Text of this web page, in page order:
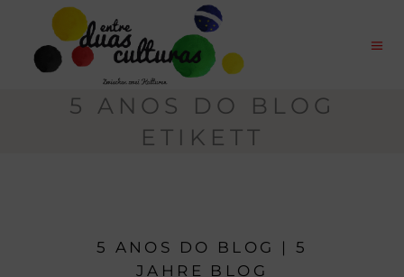
5 ANOS DO BLOG
ETIKETT
5 ANOS DO BLOG | 5
JAHRE BLOG